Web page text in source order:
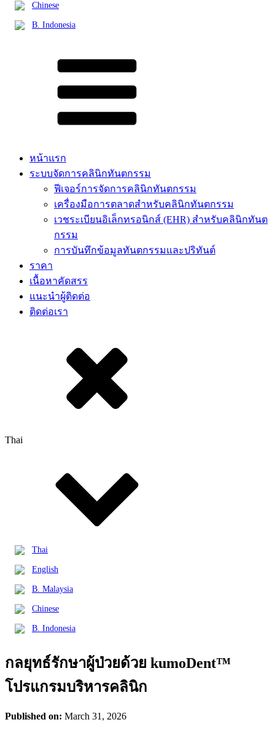
Chinese
B. Indonesia
หน้าแรก
ระบบจัดการคลินิกทันตกรรม
ฟีเจอร์การจัดการคลินิกทันตกรรม
เครื่องมือการตลาดสำหรับคลินิกทันตกรรม
เวชระเบียนอิเล็กทรอนิกส์ (EHR) สำหรับคลินิกทันต
กรรม
การบันทึกข้อมูลทันตกรรมและปริทันต์
ราคา
เนื้อหาคัดสรร​
แนะนำผู้ติดต่อ
ติดต่อเรา
Thai
Thai
English
B. Malaysia
Chinese
B. Indonesia
กลยุทธ์รักษาผู้ป่วยด้วย kumoDent™
โปรแกรมบริหารคลินิก
Published on: March 31, 2026